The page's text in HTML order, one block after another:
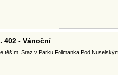
402 - Vánoční
tĕším. Sraz v Parku Folimanka Pod